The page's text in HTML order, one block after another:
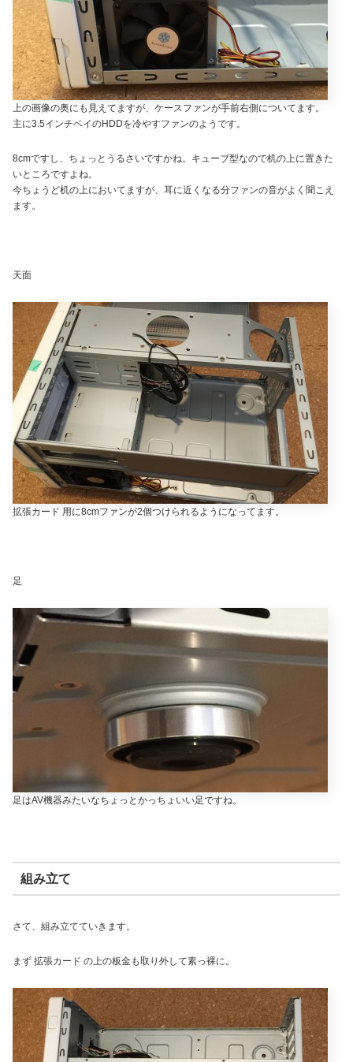
上の画像の奥にも見えてますが、ケースファンが手前右側についてます。
主に3.5インチベイのHDDを冷やすファンのようです。
8cmですし、ちょっとうるさいですかね。キューブ型なので机の上に置きた
いところですよね。
今ちょうど机の上においてますが、耳に近くなる分ファンの音がよく聞こえ
ます。
天面
拡張カード 用に8cmファンが2個つけられるようになってます。
足
足はAV機器みたいなちょっとかっちょいい足ですね。
組み立て
さて、組み立てていきます。
まず 拡張カード の上の板金も取り外して素っ裸に。